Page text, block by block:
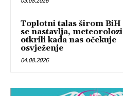
Toplotni talas širom BiH
se nastavlja, meteorolozi
otkrili kada nas očekuje
osvježenje
04.08.2026